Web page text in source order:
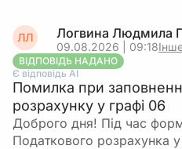
ЛЛ Логвина Людмила
09.08.2026 | 09:18
ВІДПОВІДЬ НАДАНО
Є відповідь АІ
Помилка при
розрахунку у графі 06
Доброго дня! Під час
Податкового розрахунка у